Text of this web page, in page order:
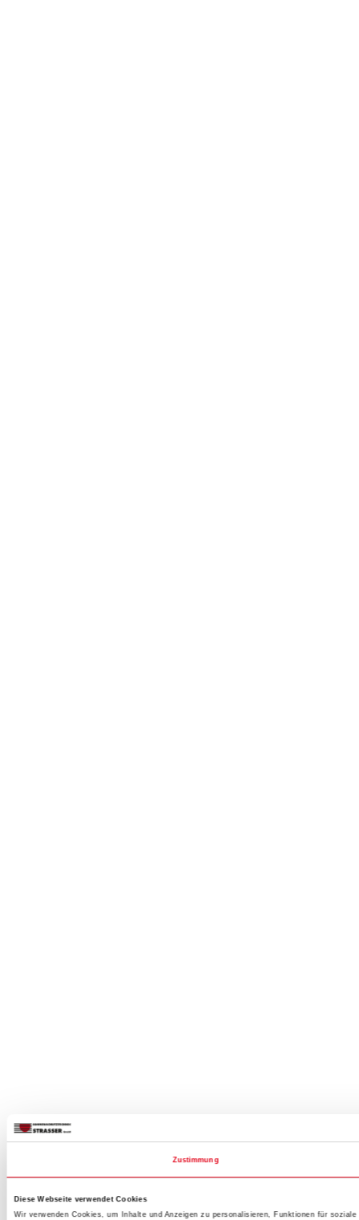
Zustimmung
Diese Webseite verwendet Cookies
Wir verwenden Cookies, um Inhalte und Anzeigen zu personalisieren, Funktionen für